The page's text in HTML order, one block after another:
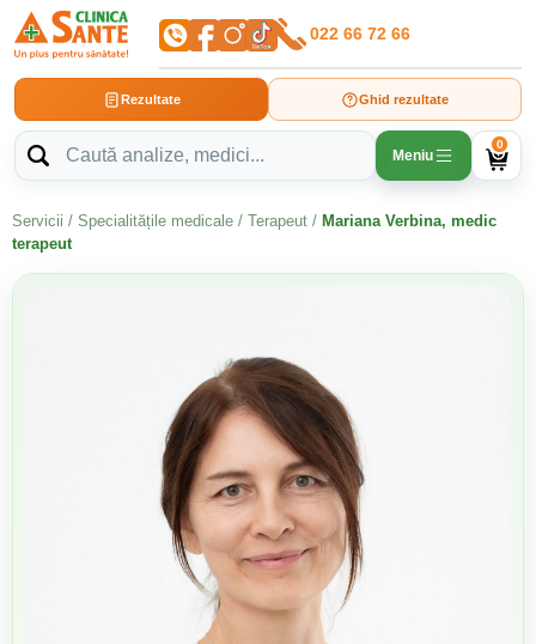
022 66 72 66
Rezultate Ghid rezultate
Meniu
0
Servicii / Specialitățile medicale / Terapeut / Mariana Verbina, medic
terapeut